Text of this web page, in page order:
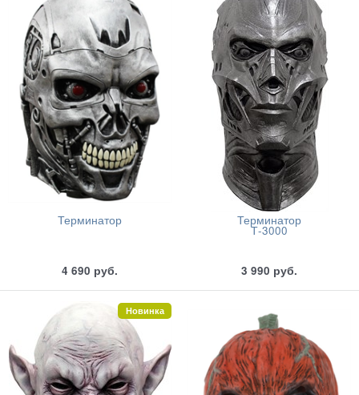
Терминатор
4 690 руб.
Терминатор
Т-3000
3 990 руб.
Новинка